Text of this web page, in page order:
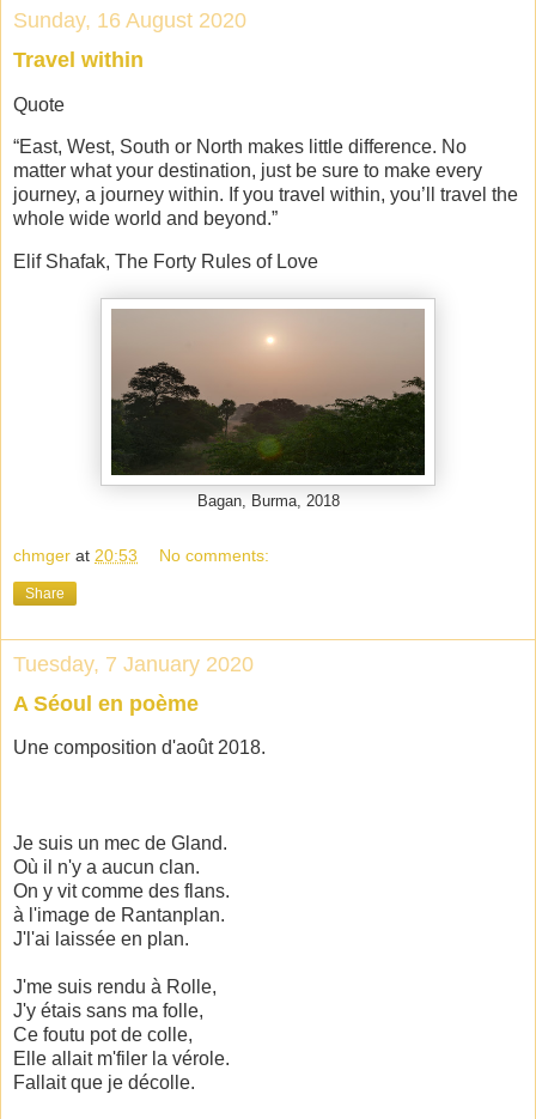
Sunday, 16 August 2020
Travel within
Quote
“East, West, South or North makes little difference. No
matter what your destination, just be sure to make every
journey, a journey within. If you travel within, you’ll travel the
whole wide world and beyond.”
Elif Shafak, The Forty Rules of Love
Bagan, Burma, 2018
chmger at 20:53 No comments:
Share
Tuesday, 7 January 2020
A Séoul en poème
Une composition d'août 2018.
Je suis un mec de Gland.
Où il n'y a aucun clan.
On y vit comme des flans.
à l'image de Rantanplan.
J'l'ai laissée en plan.
J'me suis rendu à Rolle,
J'y étais sans ma folle,
Ce foutu pot de colle,
Elle allait m'filer la vérole.
Fallait que je décolle.